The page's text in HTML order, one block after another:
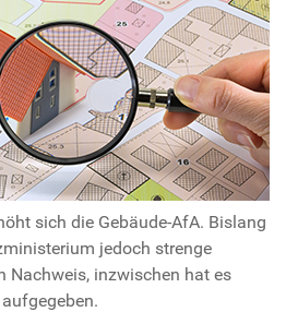
sich die Gebäude-AfA. Bislang
jedoch strenge
Nachweis, inzwischen hat es